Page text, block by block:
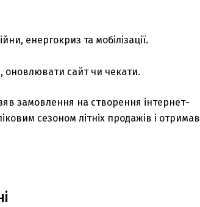
енергокриз та мобілізації.
оновлювати сайт чи чекати.
замовлення на створення інтернет-
сезоном літніх продажів і отримав